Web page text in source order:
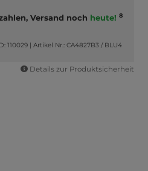
Versand noch heute! 8
110029 |Artikel Nr.: CA4827B3 / BLU4
Details zur Produktsicherheit